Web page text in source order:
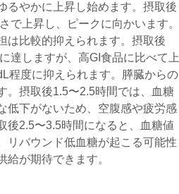
るやかに上昇し始めます。摂取後
で上昇し、ピークに向かいます。
は比較的抑えられます。摂取後
達しますが、高GI食品に比べて上
程度に抑えられます。膵臓からの
。摂取後1.5〜2.5時間では、血糖
低下がないため、空腹感や疲労感
後2.5〜3.5時間になると、血糖値
リバウンド低血糖が起こる可能性
給が期待できます。